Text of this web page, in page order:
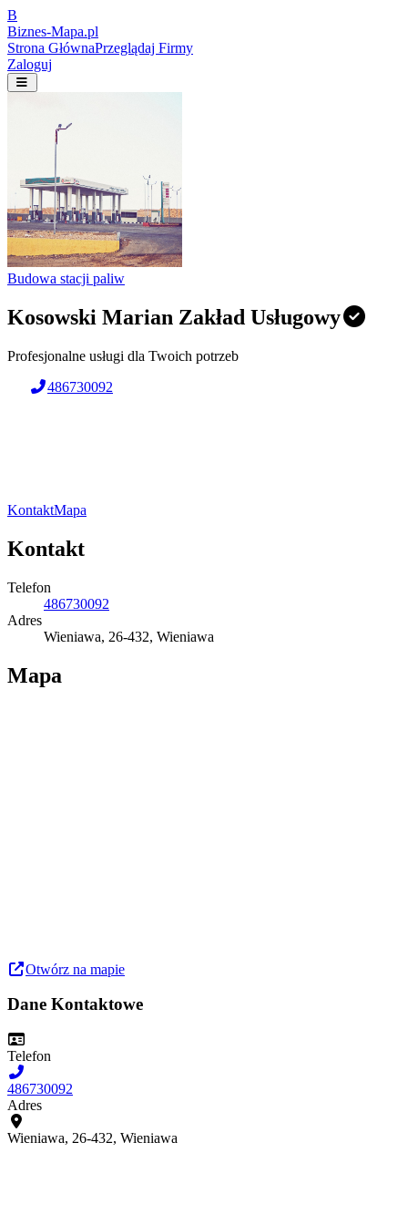
B
Biznes-Mapa.pl
Strona GłównaPrzeglądaj Firmy
Zaloguj
Budowa stacji paliw
Kosowski Marian Zakład Usługowy
Profesjonalne usługi dla Twoich potrzeb
486730092
KontaktMapa
Kontakt
Telefon
486730092
Adres
Wieniawa, 26-432, Wieniawa
Mapa
Otwórz na mapie
Dane Kontaktowe
Telefon
486730092
Adres
Wieniawa, 26-432, Wieniawa